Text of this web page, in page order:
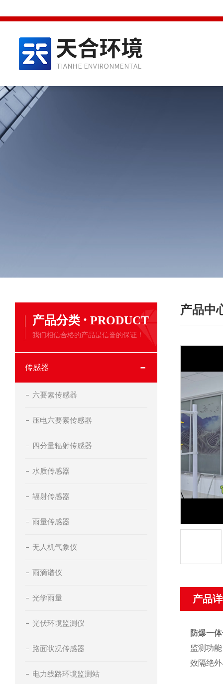
产品分类 · PRODUCT
我们相信合格的产品是信誉的保证！
传感器
六要素传感器
压电六要素传感器
四分量辐射传感器
水质传感器
辐射传感器
雨量传感器
无人机气象仪
雨滴谱仪
光学雨量
光伏环境监测仪
路面状况传感器
电力线路环境监测站
产品中
产品
防爆一
监测功
效隔绝